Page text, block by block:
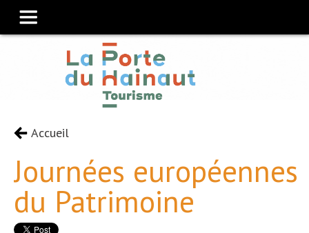
Accueil
Journées européennes
du Patrimoine